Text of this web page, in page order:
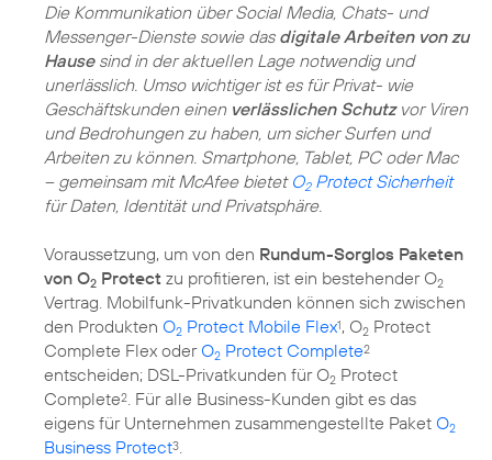
Die Kommunikation über Social Media, Chats- und
Messenger-Dienste sowie das digitale Arbeiten von zu
Hausesind in der aktuellen Lage notwendig und
unerlässlich. Umso wichtiger ist es für Privat- wie
Geschäftskunden einen verlässlichen Schutzvor Viren
und Bedrohungen zu haben, um sicher Surfen und
Arbeiten zu können. Smartphone, Tablet, PC oder Mac
– gemeinsam mit McAfee bietet O2Protect Sicherheit
für Daten, Identität und Privatsphäre.
Voraussetzung, um von den Rundum-Sorglos Paketen
von O2 Protect zu profitieren, ist ein bestehender O2
Vertrag. Mobilfunk-Privatkunden können sich zwischen
den Produkten O2 Protect Mobile Flex1, O2 Protect
Complete Flex oderO2 Protect Complete2
entscheiden; DSL-Privatkunden für O2 Protect
Complete2. Für alle Business-Kunden gibt es das
eigens für Unternehmen zusammengestellte Paket O2
Business Protect3.